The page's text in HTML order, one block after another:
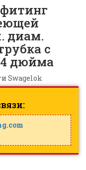
диам.
с
4 дюйма
Swagelok